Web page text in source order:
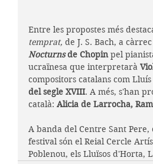
Entre les propostes més
temprat, de J. S. Bach, a
Nocturns de Chopin pel
ucraïnesa que interpretarà
compositors catalans com
del segle XVIII. A més, s'han
català: Alicia de Larrocha,
A banda del Centre Sant
festival són el Reial Cercle
Poblenou, els Lluïsos d'Horta,